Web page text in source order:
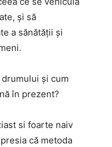
și să
a sănătății și
și cum
în prezent?
si foarte naiv
că metoda